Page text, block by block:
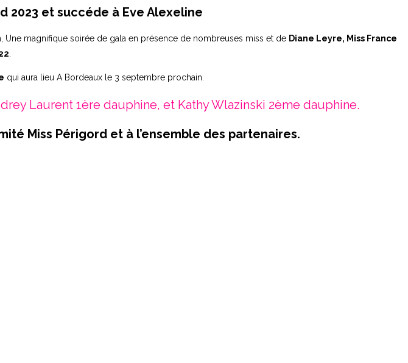
2023 et succéde à Eve Alexeline
, Une magnifique soirée de gala en présence de nombreuses miss et de Diane Leyre, Miss France
qui aura lieu A Bordeaux le 3 septembre prochain.
Laurent 1ère dauphine, et Kathy Wlazinski 2ème dauphine.
Miss Périgord et à l’ensemble des partenaires.